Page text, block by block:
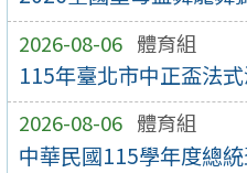
2026-08-06 體育組
115年臺北市中正盃法
2026-08-06 體育組
中華民國115學年度總